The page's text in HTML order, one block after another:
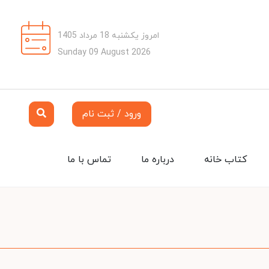
امروز یکشنبه 18 مرداد 1405
Sunday 09 August 2026
ورود / ثبت نام
تماس با ما درباره ما کتاب خانه